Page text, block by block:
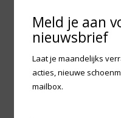
Meld je aan
nieuwsbrief
Laat je maandelijks
acties, nieuwe
mailbox.